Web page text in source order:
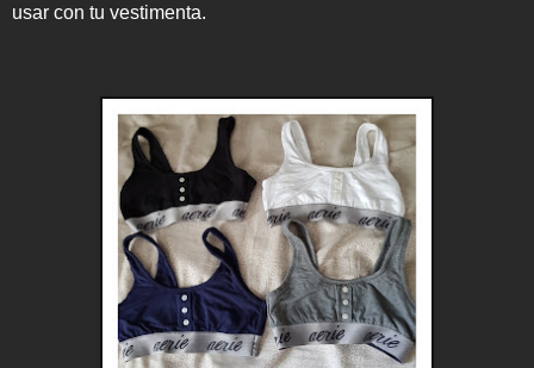
usar con tu vestimenta.